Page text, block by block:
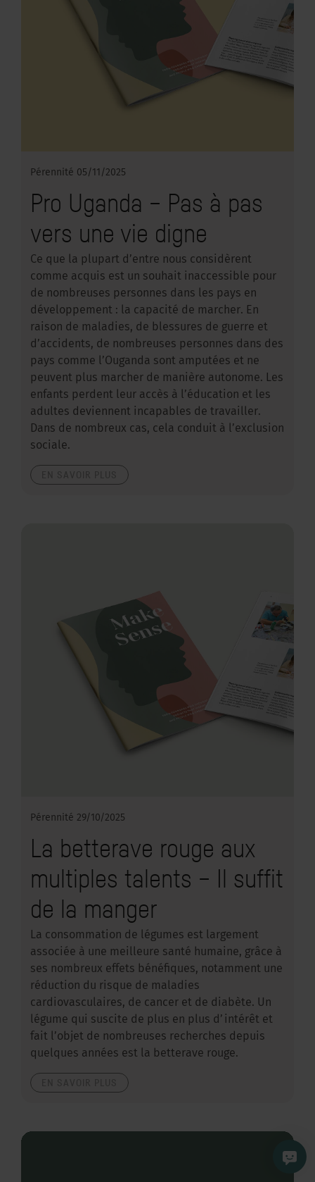
Pérennité 05/11/2025
Pro Uganda – Pas à pas
vers une vie digne
Ce que la plupart d’entre nous considèrent
comme acquis est un souhait inaccessible pour
de nombreuses personnes dans les pays en
développement : la capacité de marcher. En
raison de maladies, de blessures de guerre et
d’accidents, de nombreuses personnes dans des
pays comme l’Ouganda sont amputées et ne
peuvent plus marcher de manière autonome. Les
enfants perdent leur accès à l’éducation et les
adultes deviennent incapables de travailler.
Dans de nombreux cas, cela conduit à l’exclusion
sociale.
Pérennité 29/10/2025
La betterave rouge aux
multiples talents – Il suffit
de la manger
La consommation de légumes est largement
associée à une meilleure santé humaine, grâce à
ses nombreux effets bénéfiques, notamment une
réduction du risque de maladies
cardiovasculaires, de cancer et de diabète. Un
légume qui suscite de plus en plus d’intérêt et
fait l’objet de nombreuses recherches depuis
quelques années est la betterave rouge.